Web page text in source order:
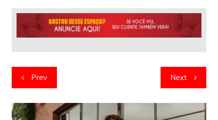
Navegação
de
artigos
Prev Next